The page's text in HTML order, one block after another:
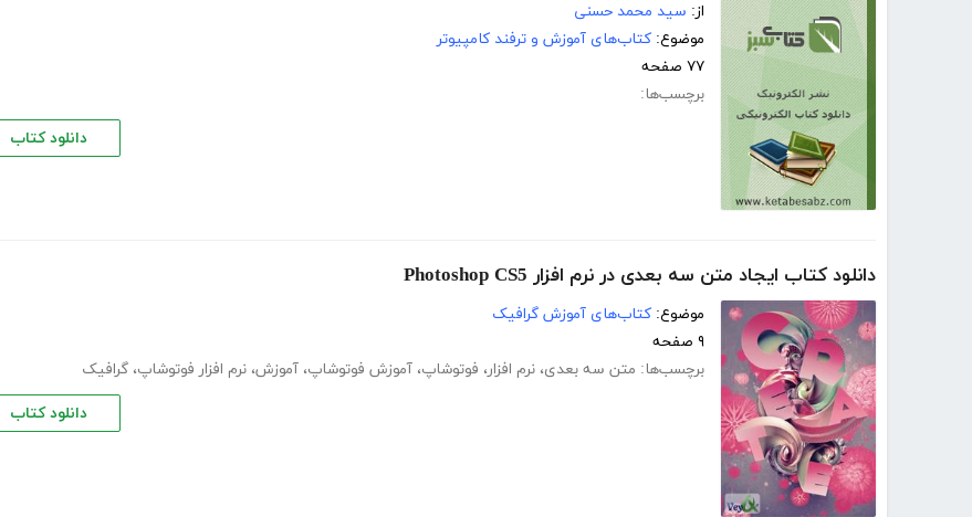
از: سید محمد حسنی
موضوع: کتاب‌های آموزش و ترفند کامپیوتر
۷۷ صفحه
برچسب‌ها:
دانلود کتاب
دانلود کتاب ایجاد متن سه بعدی در نرم افزار Photoshop CS5
موضوع: کتاب‌های آموزش گرافیک
۹ صفحه
برچسب‌ها: متن سه بعدی، نرم افزار، فوتوشاپ، آموزش فوتوشاپ، آموزش، نرم افزار فوتوشاپ، گرافیک
دانلود کتاب